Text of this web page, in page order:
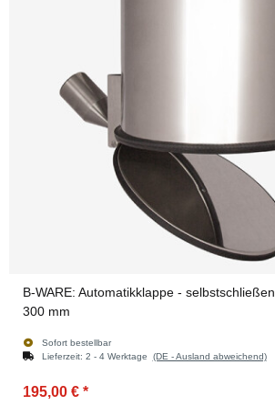
B-WARE: Automatikklappe -
300 mm
Sofort bestellbar
Lieferzeit: 2 - 4 Werktage (DE - Ausland abweichend)
195,00 € *